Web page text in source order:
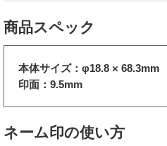
商品スペック
本体サイズ：φ18.8 × 68.3mm
印面：9.5mm
ネーム印の使い方